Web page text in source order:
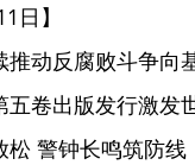
日】
推动反腐败斗争向
五卷出版发行激发
松 警钟长鸣筑防线